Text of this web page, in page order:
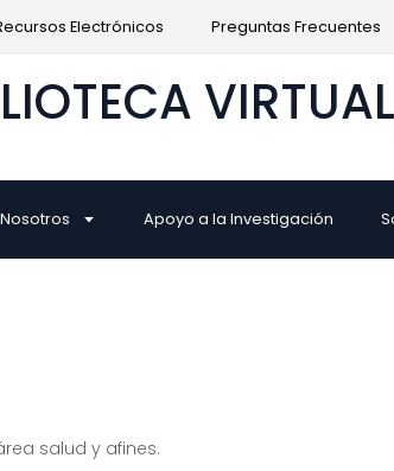
Electrónicos Preguntas Frecuentes
VIRTUAL
Apoyo a la Investigación
salud y afines.